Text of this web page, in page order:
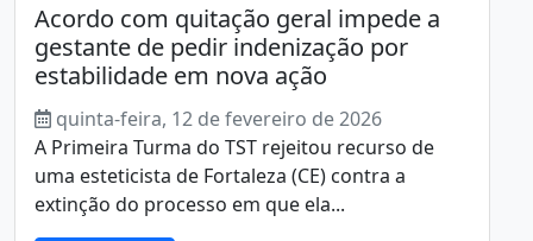
Acordo com quitação geral impede a
gestante de pedir indenização por
estabilidade em nova ação
quinta-feira, 12 de fevereiro de 2026
A Primeira Turma do TST rejeitou recurso de
uma esteticista de Fortaleza (CE) contra a
extinção do processo em que ela...